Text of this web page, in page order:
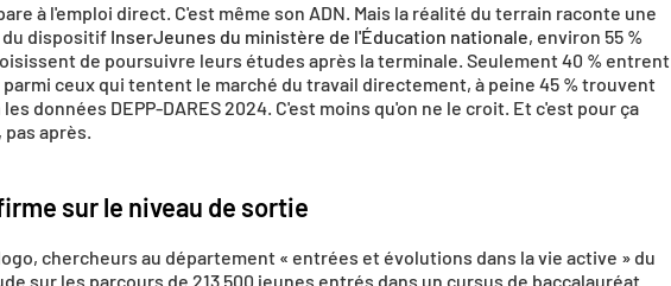
à l'emploi direct. C'est même son ADN. Mais la réalité du terrain raconte une
du dispositif InserJeunes du ministère de l'Éducation nationale, environ 55 %
de poursuivre leurs études après la terminale. Seulement 40 % entrent
ceux qui tentent le marché du travail directement, à peine 45 % trouvent
données DEPP-DARES 2024. C'est moins qu'on ne le croit. Et c'est pour ça
après.
sur le niveau de sortie
chercheurs au département « entrées et évolutions dans la vie active » du
sur les parcours de 213 500 jeunes entrés dans un cursus de baccalauréat